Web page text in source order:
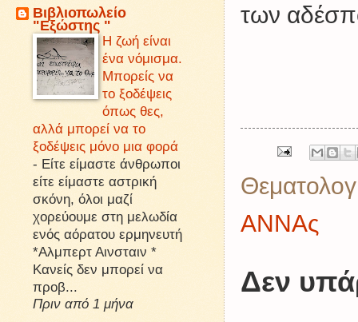
των
ΑΝΝΑς
Δεν
Βιβλιοπωλείο
"Εξώστης "
Η ζωή είναι
ένα νόμισμα.
Μπορείς να
το ξοδέψεις
όπως θες,
αλλά μπορεί να το
ξοδέψεις μόνο μια φορά
- Είτε είμαστε άνθρωποι
είτε είμαστε αστρική
σκόνη, όλοι μαζί
χορεύουμε στη μελωδία
ενός αόρατου ερμηνευτή
*Αλμπερτ Αινσταιν *
Κανείς δεν μπορεί να
προβ...
Πριν από 1 μήνα